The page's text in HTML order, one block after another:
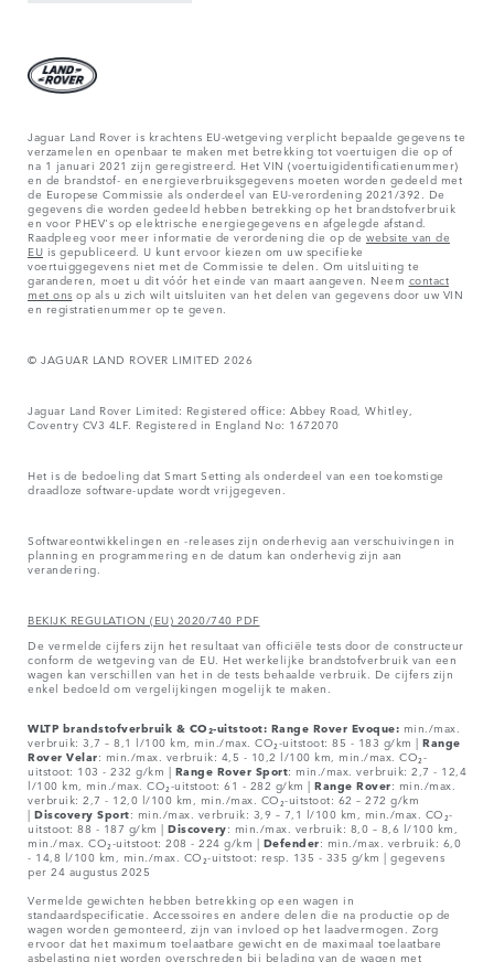
Jaguar Land Rover is krachtens EU-wetgeving verplicht bepaalde gegevens te
verzamelen en openbaar te maken met betrekking tot voertuigen die op of
na 1 januari 2021 zijn geregistreerd. Het VIN (voertuigidentificatienummer)
en de brandstof- en energieverbruiksgegevens moeten worden gedeeld met
de Europese Commissie als onderdeel van EU-verordening 2021/392. De
gegevens die worden gedeeld hebben betrekking op het brandstofverbruik
en voor PHEV's op elektrische energiegegevens en afgelegde afstand.
Raadpleeg voor meer informatie de verordening die op dewebsite van de
EU is gepubliceerd. U kunt ervoor kiezen om uw specifieke
voertuiggegevens niet met de Commissie te delen. Om uitsluiting te
garanderen, moet u dit vóór het einde van maart aangeven. Neem contact
met ons op als u zich wilt uitsluiten van het delen van gegevens door uw VIN
en registratienummer op te geven.
© JAGUAR LAND ROVER LIMITED 2026
Jaguar Land Rover Limited: Registered office: Abbey Road, Whitley,
Coventry CV3 4LF. Registered in England No: 1672070
Het is de bedoeling dat Smart Setting als onderdeel van een toekomstige
draadloze software-update wordt vrijgegeven.
Softwareontwikkelingen en -releases zijn onderhevig aan verschuivingen in
planning en programmering en de datum kan onderhevig zijn aan
verandering.
BEKIJK REGULATION (EU) 2020/740 PDF
De vermelde cijfers zijn het resultaat van officiële tests door de constructeur
conform de wetgeving van de EU. Het werkelijke brandstofverbruik van een
wagen kan verschillen van het in de tests behaalde verbruik. De cijfers zijn
enkel bedoeld om vergelijkingen mogelijk te maken.
WLTP brandstofverbruik & CO₂-uitstoot: Range Rover Evoque: min./max.
verbruik: 3,7 – 8,1 l/100 km, min./max. CO₂-uitstoot: 85 - 183 g/km | Range
Rover Velar: min./max. verbruik: 4,5 - 10,2 l/100 km, min./max. CO₂-
uitstoot: 103 - 232 g/km | Range Rover Sport: min./max. verbruik: 2,7 - 12,4
l/100 km, min./max. CO₂-uitstoot: 61 - 282 g/km | Range Rover: min./max.
verbruik: 2,7 - 12,0 l/100 km, min./max. CO₂-uitstoot: 62 – 272 g/km
| Discovery Sport: min./max. verbruik: 3,9 – 7,1 l/100 km, min./max. CO₂-
uitstoot: 88 - 187 g/km | Discovery: min./max. verbruik: 8,0 – 8,6 l/100 km,
min./max. CO₂-uitstoot: 208 - 224 g/km | Defender: min./max. verbruik: 6,0
- 14,8 l/100 km, min./max. CO₂-uitstoot: resp. 135 - 335 g/km | gegevens
per 24 augustus 2025
Vermelde gewichten hebben betrekking op een wagen in
standaardspecificatie. Accessoires en andere delen die na productie op de
wagen worden gemonteerd, zijn van invloed op het laadvermogen. Zorg
ervoor dat het maximum toelaatbare gewicht en de maximaal toelaatbare
asbelasting niet worden overschreden bij belading van de wagen met